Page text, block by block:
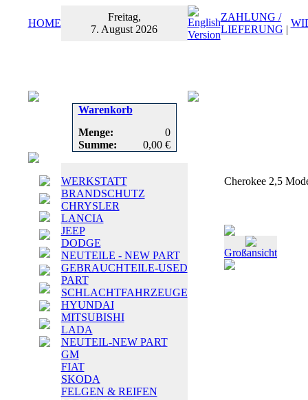
HOME
Freitag,
7. August 2026
ZAHLUNG /
LIEFERUNG |
Warenkorb
Menge:
0
Summe:
0,00 €
WERKSTATT
BRANDSCHUTZ
CHRYSLER
LANCIA
JEEP
DODGE
NEUTEILE - NEW PART
GEBRAUCHTEILE-USED
PART
SCHLACHTFAHRZEUGE
HYUNDAI
MITSUBISHI
LADA
NEUTEIL-NEW PART
GM
FIAT
SKODA
FELGEN & REIFEN
Cherokee 2,5
Großansicht